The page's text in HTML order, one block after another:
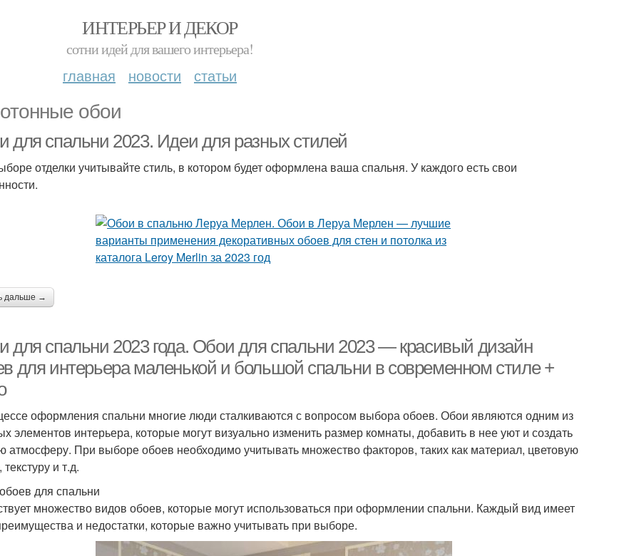
ИНТЕРЬЕР И ДЕКОР
сотни идей для вашего интерьера!
главная новости статьи
обои
для спальни 2023. Идеи для разных стилей
отделки учитывайте стиль, в котором будет оформлена ваша спальня. У каждого есть свои
дальше →
для спальни 2023 года. Обои для спальни 2023 — красивый дизайн
для интерьера маленькой и большой спальни в современном стиле +
оформления спальни многие люди сталкиваются с вопросом выбора обоев. Обои являются одним из
элементов интерьера, которые могут визуально изменить размер комнаты, добавить в нее уют и создать
атмосферу. При выборе обоев необходимо учитывать множество факторов, таких как материал, цветовую
и т.д.
для спальни
множество видов обоев, которые могут использоваться при оформлении спальни. Каждый вид имеет
и недостатки, которые важно учитывать при выборе.